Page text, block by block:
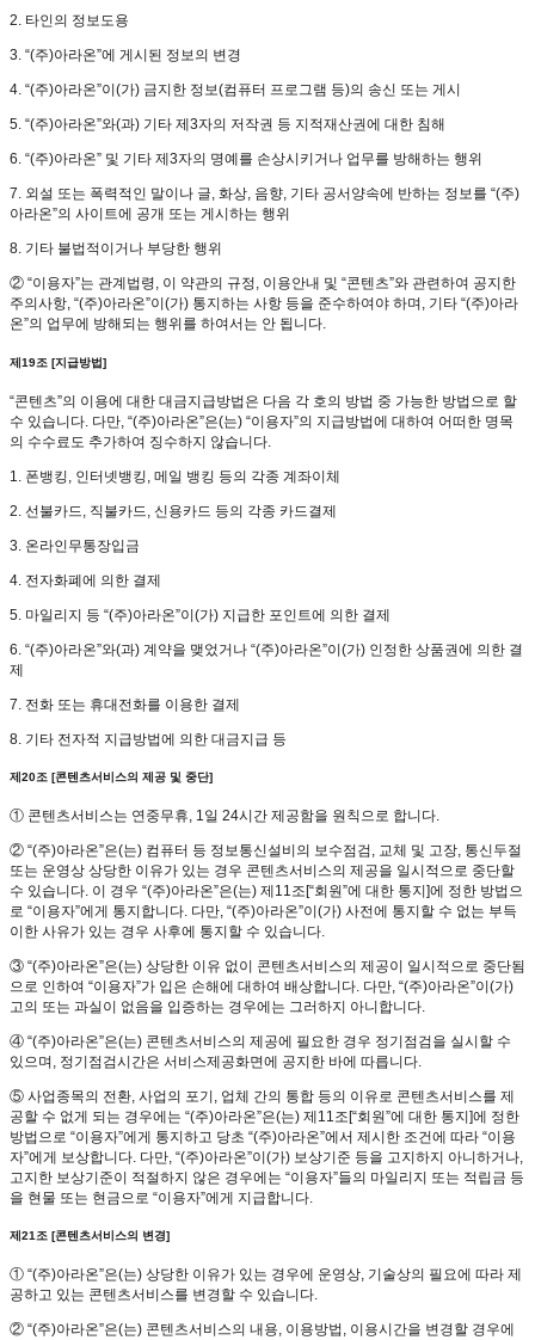
2. 타인의 정보도용
3. “(주)아라온”에 게시된 정보의 변경
4. “(주)아라온”이(가) 금지한 정보(컴퓨터 프로그램 등)의 송신 또는 게시
5. “(주)아라온”와(과) 기타 제3자의 저작권 등 지적재산권에 대한 침해
6. “(주)아라온” 및 기타 제3자의 명예를 손상시키거나 업무를 방해하는 행위
7. 외설 또는 폭력적인 말이나 글, 화상, 음향, 기타 공서양속에 반하는 정보를 “(주)
아라온”의 사이트에 공개 또는 게시하는 행위
8. 기타 불법적이거나 부당한 행위
② “이용자”는 관계법령, 이 약관의 규정, 이용안내 및 “콘텐츠”와 관련하여 공지한
주의사항, “(주)아라온”이(가) 통지하는 사항 등을 준수하여야 하며, 기타 “(주)아라
온”의 업무에 방해되는 행위를 하여서는 안 됩니다.
제19조 [지급방법]
“콘텐츠”의 이용에 대한 대금지급방법은 다음 각 호의 방법 중 가능한 방법으로 할
수 있습니다. 다만, “(주)아라온”은(는) “이용자”의 지급방법에 대하여 어떠한 명목
의 수수료도 추가하여 징수하지 않습니다.
1. 폰뱅킹, 인터넷뱅킹, 메일 뱅킹 등의 각종 계좌이체
2. 선불카드, 직불카드, 신용카드 등의 각종 카드결제
3. 온라인무통장입금
4. 전자화폐에 의한 결제
5. 마일리지 등 “(주)아라온”이(가) 지급한 포인트에 의한 결제
6. “(주)아라온”와(과) 계약을 맺었거나 “(주)아라온”이(가) 인정한 상품권에 의한 결
제
7. 전화 또는 휴대전화를 이용한 결제
8. 기타 전자적 지급방법에 의한 대금지급 등
제20조 [콘텐츠서비스의 제공 및 중단]
① 콘텐츠서비스는 연중무휴, 1일 24시간 제공함을 원칙으로 합니다.
② “(주)아라온”은(는) 컴퓨터 등 정보통신설비의 보수점검, 교체 및 고장, 통신두절
또는 운영상 상당한 이유가 있는 경우 콘텐츠서비스의 제공을 일시적으로 중단할
수 있습니다. 이 경우 “(주)아라온”은(는) 제11조[“회원”에 대한 통지]에 정한 방법으
로 “이용자”에게 통지합니다. 다만, “(주)아라온”이(가) 사전에 통지할 수 없는 부득
이한 사유가 있는 경우 사후에 통지할 수 있습니다.
③ “(주)아라온”은(는) 상당한 이유 없이 콘텐츠서비스의 제공이 일시적으로 중단됨
으로 인하여 “이용자”가 입은 손해에 대하여 배상합니다. 다만, “(주)아라온”이(가)
고의 또는 과실이 없음을 입증하는 경우에는 그러하지 아니합니다.
④ “(주)아라온”은(는) 콘텐츠서비스의 제공에 필요한 경우 정기점검을 실시할 수
있으며, 정기점검시간은 서비스제공화면에 공지한 바에 따릅니다.
⑤ 사업종목의 전환, 사업의 포기, 업체 간의 통합 등의 이유로 콘텐츠서비스를 제
공할 수 없게 되는 경우에는 “(주)아라온”은(는) 제11조[“회원”에 대한 통지]에 정한
방법으로 “이용자”에게 통지하고 당초 “(주)아라온”에서 제시한 조건에 따라 “이용
자”에게 보상합니다. 다만, “(주)아라온”이(가) 보상기준 등을 고지하지 아니하거나,
고지한 보상기준이 적절하지 않은 경우에는 “이용자”들의 마일리지 또는 적립금 등
을 현물 또는 현금으로 “이용자”에게 지급합니다.
제21조 [콘텐츠서비스의 변경]
① “(주)아라온”은(는) 상당한 이유가 있는 경우에 운영상, 기술상의 필요에 따라 제
공하고 있는 콘텐츠서비스를 변경할 수 있습니다.
② “(주)아라온”은(는) 콘텐츠서비스의 내용, 이용방법, 이용시간을 변경할 경우에